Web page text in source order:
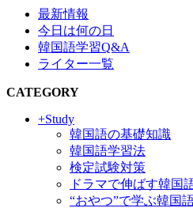
最新情報
今日は何の日
韓国語学習Q&A
ライター一覧
CATEGORY
+Study
韓国語の基礎知識
韓国語学習法
検定試験対策
ドラマで伸ばす韓国
“おやつ”で学ぶ韓国